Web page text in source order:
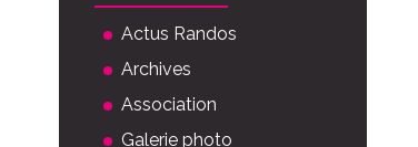
Actus Randos
Archives
Association
Galerie photo